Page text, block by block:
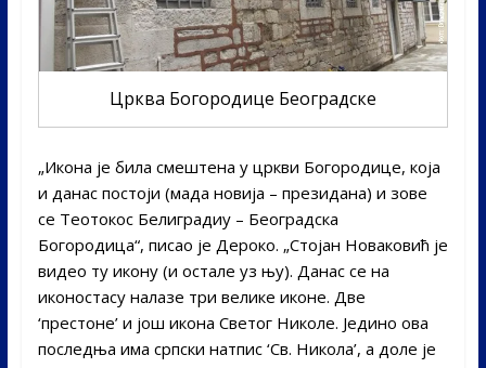
Црква Богородице Београдске
„Икона је била смештена у цркви Богородице, која
и данас постоји (мада новија – президана) и зове
се Теотокос Белиградиу – Београдска
Богородица“, писао је Дероко. „Стојан Новаковић је
видео ту икону (и остале уз њу). Данас се на
иконостасу налазе три велике иконе. Две
‘престоне’ и још икона Светог Николе. Једино ова
последња има српски натпис ‘Св. Никола’, а доле је